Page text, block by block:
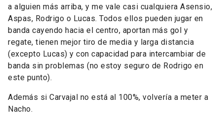
a alguien más arriba, y me vale casi cualquiera Asensio,
Aspas, Rodrigo o Lucas. Todos ellos pueden jugar en
banda cayendo hacia el centro, aportan más gol y
regate, tienen mejor tiro de media y larga distancia
(excepto Lucas) y con capacidad para intercambiar de
banda sin problemas (no estoy seguro de Rodrigo en
este punto).
Además si Carvajal no está al 100%, volvería a meter a
Nacho.